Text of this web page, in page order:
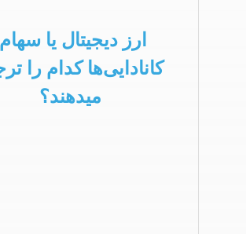
ارز دیجیتال یا
کانادایی‌ها کدام را
میدهند؟